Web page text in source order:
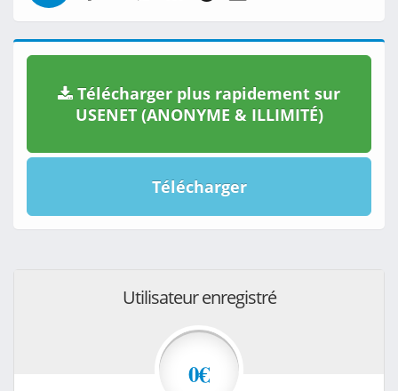
Télécharger plus rapidement sur
USENET (ANONYME & ILLIMITÉ)
Télécharger
Utilisateur enregistré
0€